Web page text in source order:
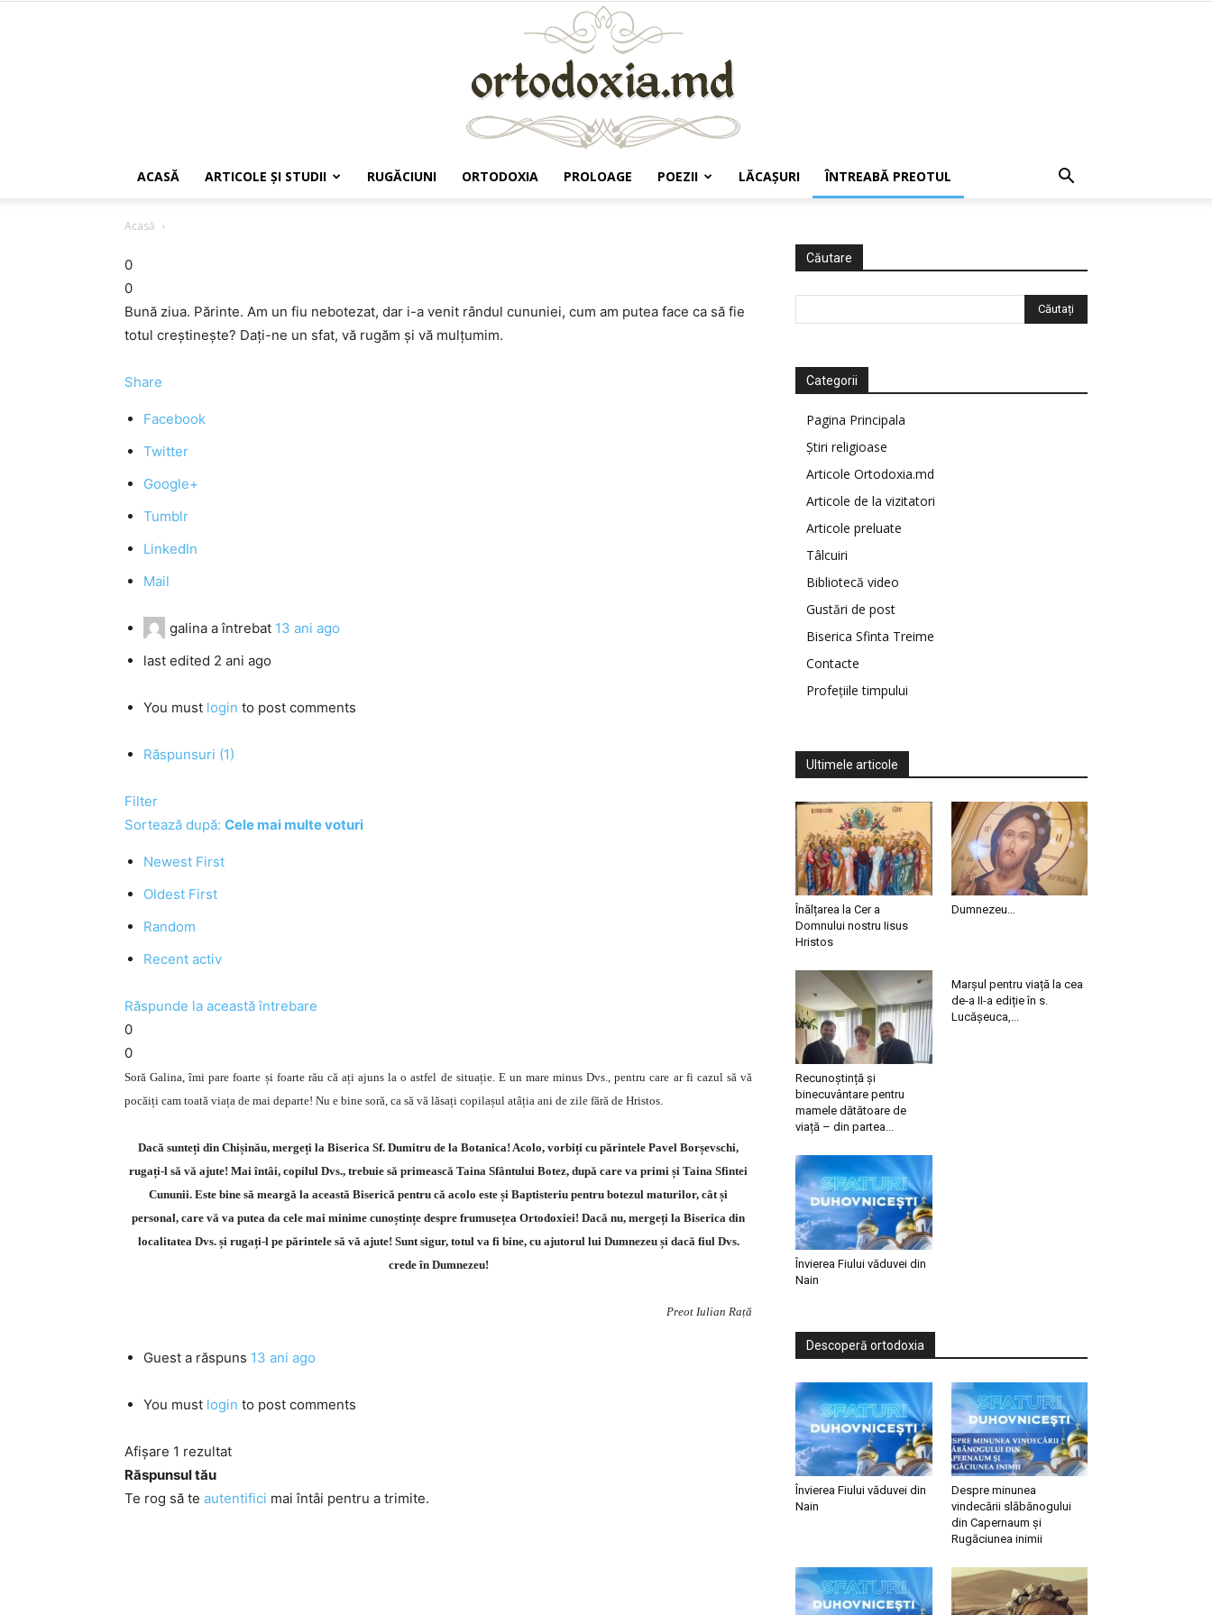
ACASĂ ARTICOLE ŞI STUDII RUGĂCIUNI ORTODOXIA PROLOAGE POEZII LĂCAŞURI ÎNTREABĂ PREOTUL
Acasă
0
0
Bună ziua. Părinte. Am un fiu nebotezat, dar i-a venit rândul cununiei, cum am putea face ca să fie
totul creştineşte? Daţi-ne un sfat, vă rugăm şi vă mulţumim.
Share
Facebook
Twitter
Google+
Tumblr
LinkedIn
Mail
galina a întrebat 13 ani ago
last edited 2 ani ago
You must login to post comments
Răspunsuri (1)
Filter
Sortează după: Cele mai multe voturi
Newest First
Oldest First
Random
Recent activ
Răspunde la această întrebare
0
0
Soră Galina, îmi pare foarte și foarte rău că ați ajuns la o astfel de situație. E un mare minus Dvs., pentru care ar fi cazul să vă
pocăiți cam toată viața de mai departe! Nu e bine soră, ca să vă lăsați copilașul atâția ani de zile fără de Hristos.
Dacă sunteți din Chișinău, mergeți la Biserica Sf. Dumitru de la Botanica! Acolo, vorbiți cu părintele Pavel Borșevschi,
rugați-l să vă ajute! Mai întâi, copilul Dvs., trebuie să primească Taina Sfântului Botez, după care va primi și Taina Sfintei
Cununii. Este bine să meargă la această Biserică pentru că acolo este și Baptisteriu pentru botezul maturilor, cât și
personal, care vă va putea da cele mai minime cunoștințe despre frumusețea Ortodoxiei! Dacă nu, mergeți la Biserica din
localitatea Dvs. și rugați-l pe părintele să vă ajute! Sunt sigur, totul va fi bine, cu ajutorul lui Dumnezeu și dacă fiul Dvs.
crede în Dumnezeu!
Preot Iulian Rață
Guest a răspuns 13 ani ago
You must login to post comments
Afișare 1 rezultat
Răspunsul tău
Te rog să te autentifici mai întâi pentru a trimite.
Căutare
Categorii
Pagina Principala
Știri religioase
Articole Ortodoxia.md
Articole de la vizitatori
Articole preluate
Tâlcuiri
Bibliotecă video
Gustări de post
Biserica Sfinta Treime
Contacte
Profețiile timpului
Ultimele articole
Înălțarea la Cer a
Domnului nostru Iisus
Hristos
Dumnezeu…
Recunoștință și
binecuvântare pentru
mamele dătătoare de
viață – din partea...
Marșul pentru viață la cea
de-a II-a ediție în s.
Lucășeuca,...
Învierea Fiului văduvei din
Nain
Descoperă ortodoxia
Învierea Fiului văduvei din
Nain
Despre minunea
vindecării slăbănogului
din Capernaum și
Rugăciunea inimii